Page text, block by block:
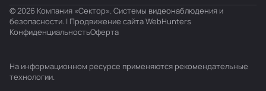
© 2026 Компания «Сектор». Системы видеонаблюдения и
безопасности. | Продвижение сайтаWebHunters
КонфиденциальностьОферта
На информационном ресурсе применяются рекомендательные
технологии.